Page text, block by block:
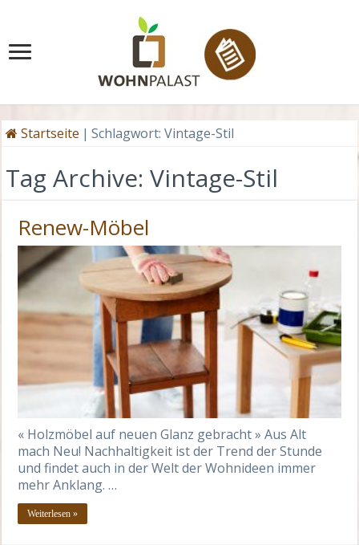
Startseite | Schlagwort:Vintage-Stil
Tag Archive:Vintage-Stil
Renew-Möbel
« Holzmöbel auf neuen Glanz gebracht » Aus Alt
mach Neu! Nachhaltigkeit ist der Trend der Stunde
und findet auch in der Welt der Wohnideen immer
mehr Anklang. …
Weiterlesen »